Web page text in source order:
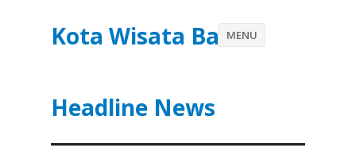
Kota Wisata Batu
Headline News
MENU